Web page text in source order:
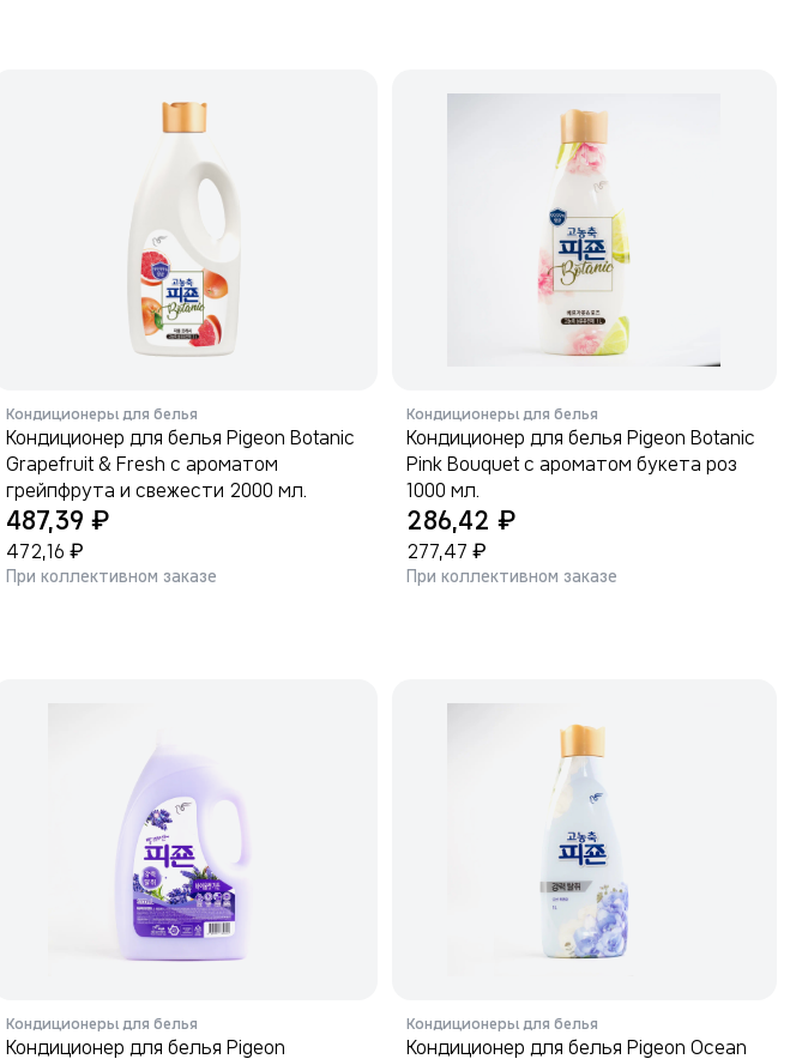
Кондиционеры для белья
Кондиционер для белья Pigeon Botanic
Grapefruit & Fresh с ароматом
грейпфрута и свежести 2000 мл.
487,39₽
472,16₽
При коллективном заказе
Кондиционеры для белья
Кондиционер для белья Pigeon Botanic
Pink Bouquet с ароматом букета роз
1000 мл.
286,42 ₽
277,47 ₽
При коллективном заказе
Кондиционеры для белья
Кондиционер для белья Pigeon
Кондиционеры для белья
Кондиционер для белья Pigeon Ocean